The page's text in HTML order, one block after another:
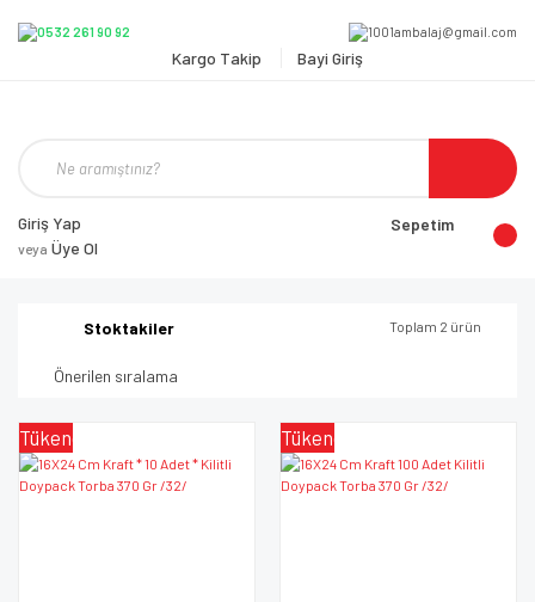
Kargo Takip Bayi Giriş
Giriş Yap
veya Üye Ol
Sepetim
Stoktakiler Toplam 2 ürün
Tükendi Tükendi